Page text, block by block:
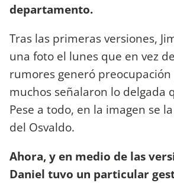
departamento.
Tras las primeras versiones,
una foto el lunes que en vez
rumores generó
muchos señalaron lo delgada
Pese a todo, en la imagen se
del Osvaldo.
Ahora, y en medio de las
Daniel tuvo un particular